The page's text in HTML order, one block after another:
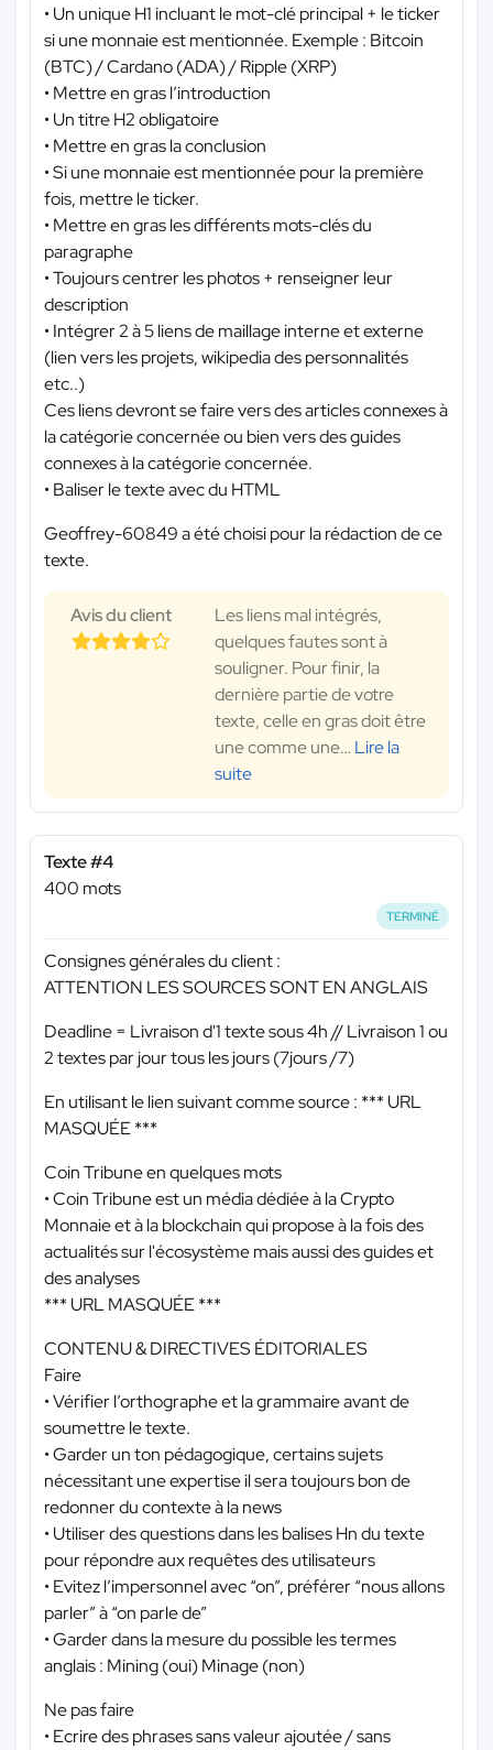
• Un unique H1 incluant le mot-clé principal + le ticker
si une monnaie est mentionnée. Exemple : Bitcoin
(BTC) / Cardano (ADA) / Ripple (XRP)
• Mettre en gras l’introduction
• Un titre H2 obligatoire
• Mettre en gras la conclusion
• Si une monnaie est mentionnée pour la première
fois, mettre le ticker.
• Mettre en gras les différents mots-clés du
paragraphe
• Toujours centrer les photos + renseigner leur
description
• Intégrer 2 à 5 liens de maillage interne et externe
(lien vers les projets, wikipedia des personnalités
etc..)
Ces liens devront se faire vers des articles connexes à
la catégorie concernée ou bien vers des guides
connexes à la catégorie concernée.
• Baliser le texte avec du HTML
Geoffrey-60849 a été choisi pour la rédaction de ce
texte.
Avis du client
Les liens mal intégrés,
quelques fautes sont à
souligner. Pour finir, la
dernière partie de votre
texte, celle en gras doit être
une comme une… Lire la
suite
Texte #4
400 mots
TERMINÉ
Consignes générales du client :
ATTENTION LES SOURCES SONT EN ANGLAIS
Deadline = Livraison d'1 texte sous 4h // Livraison 1 ou
2 textes par jour tous les jours (7jours /7)
En utilisant le lien suivant comme source : *** URL
MASQUÉE ***
Coin Tribune en quelques mots
• Coin Tribune est un média dédiée à la Crypto
Monnaie et à la blockchain qui propose à la fois des
actualités sur l'écosystème mais aussi des guides et
des analyses
*** URL MASQUÉE ***
CONTENU & DIRECTIVES ÉDITORIALES
Faire
• Vérifier l’orthographe et la grammaire avant de
soumettre le texte.
• Garder un ton pédagogique, certains sujets
nécessitant une expertise il sera toujours bon de
redonner du contexte à la news
• Utiliser des questions dans les balises Hn du texte
pour répondre aux requêtes des utilisateurs
• Evitez l’impersonnel avec “on”, préférer “nous allons
parler” à “on parle de”
• Garder dans la mesure du possible les termes
anglais : Mining (oui) Minage (non)
Ne pas faire
• Ecrire des phrases sans valeur ajoutée / sans